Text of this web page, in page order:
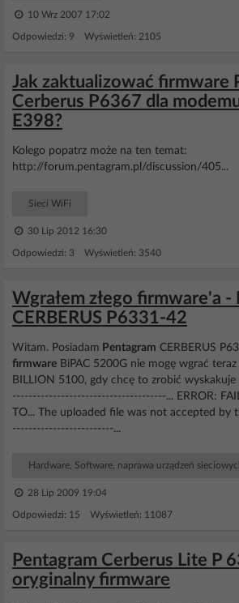
10 Wrz 2007 17:02
Odpowiedzi: 9 Wyświetleń: 2105
Jak zaktualizować firmware
Cerberus P6367 dla
E398?
Kolego popatrz może na ten temat:
http://forum.pentagram.pl/discussion/405...
Sieci WiFi
30 Lip 2012 16:30
Odpowiedzi: 3 Wyświetleń: 3540
Wgrałem złego firmware'a -
CERBERUS P6331-42
Witam. Posiadam Pentagram CERBERUS
firmware BiPAC 5200G nie mogę wgrać
BILLION 5100, gdy chcę to zrobić wyskakuje
--------------------------------------... ERROR:
TO... The uploaded file was not accepted
-------------------------...
Hardware, Software, naprawa urządzeń
28 Lip 2009 19:04
Odpowiedzi: 15 Wyświetleń: 11087
Pentagram Cerberus Lite P
oryginalny firmware